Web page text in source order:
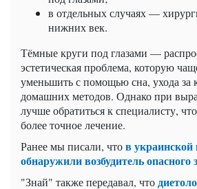
в отдельных случаях —
нижних век.
Тёмные круги под глазами —
эстетическая проблема, которую
уменьшить с помощью сна, ухода за
домашних методов. Однако при
лучше обратиться к специалисту,
более точное лечение.
Ранее мы писали, чтов украинской
обнаружили возбудитель опасного
"Знай" также передавал, что